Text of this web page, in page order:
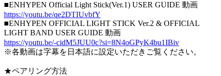
■ENHYPEN Official Light Stick(Ver.1) USER GUIDE 動画
https://youtu.be/qe2DTIUvbfY
■ENHYPEN OFFICIAL LIGHT STICK Ver.2 & OFFICIAL
LIGHT BAND USER GUIDE 動画
https://youtu.be/-cidM5JUU0c?si=8N4oGPyK4bu1IBiv
※各動画は字幕を日本語に設定いただきご覧ください。
★ペアリング方法